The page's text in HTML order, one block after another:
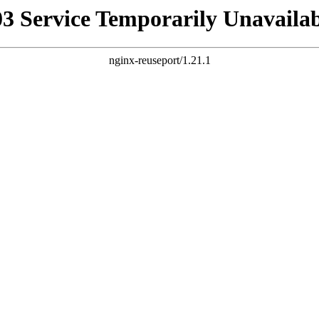
Service Temporarily
nginx-reuseport/1.21.1